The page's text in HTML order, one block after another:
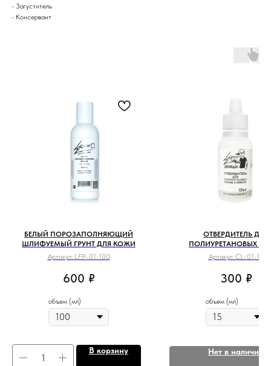
• Загуститель
• Консервант
БЕЛЫЙ ПОРОЗАПОЛНЯЮЩИЙ
ШЛИФУЕМЫЙ ГРУНТ ДЛЯ КОЖИ
Артикул: LFP-01-100
600 ₽
объем (мл)
В корзину
ОТВЕРДИТЕЛЬ ДЛЯ
ПОЛИУРЕТАНОВЫХ
Артикул: CL-01-15
300 ₽
объем (мл)
Нет в наличии